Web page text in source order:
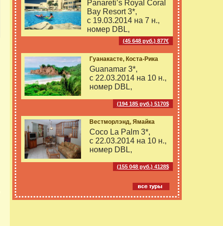
Panareti’s Royal Coral
Bay Resort 3*,
с 19.03.2014 на 7 н.,
номер DBL,
(45 648 руб.) 877€
Гуанакасте, Коста-Рика
Guanamar 3*,
с 22.03.2014 на 10 н.,
номер DBL,
(194 185 руб.) 5170$
Вестморлэнд, Ямайка
Coco La Palm 3*,
с 22.03.2014 на 10 н.,
номер DBL,
(155 048 руб.) 4128$